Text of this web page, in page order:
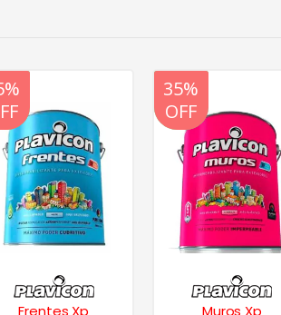
Frentes Xp
20%
OFF
35%
OFF
Muros Xp